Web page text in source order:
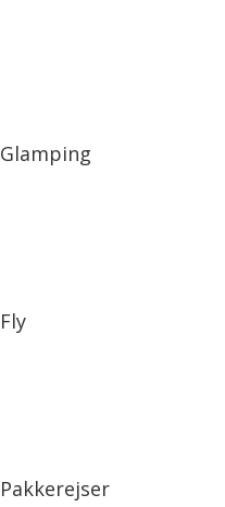
Glamping
Fly
Pakkerejser